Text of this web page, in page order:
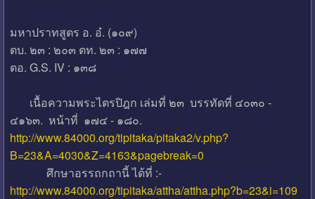
มหาปราทสูตร อ. อํ. (๑๐๙)
ตบ. ๒๓ : ๒๐๓ ตท. ๒๓ : ๑๗๗
ตอ. G.S. IV : ๑๓๘
เนื้อความพระไตรปิฎก เล่มที่ ๒๓ บรรทัดที่ ๔๐๓๐ -
๔๑๖๓. หน้าที่ ๑๗๔ - ๑๘๐.
http://www.84000.org/tipitaka/pitaka2/v.php?
B=23&A=4030&Z=4163&pagebreak=0
ศึกษาอรรถกถานี้ ได้ที่ :-
http://www.84000.org/tipitaka/attha/attha.php?b=23&i=109